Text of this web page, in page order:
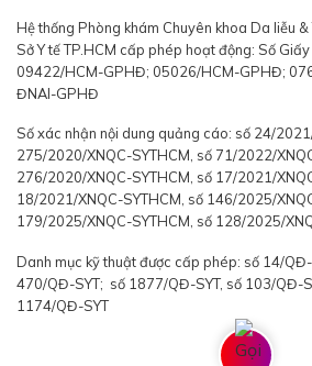
Hệ thống Phòng khám Chuyên khoa Da liễu
Sở Y tế TP.HCM cấp phép hoạt động: Số
09422/HCM-GPHĐ; 05026/HCM-GPHĐ;
ĐNAI-GPHĐ
Số xác nhận nội dung quảng cáo: số 24/
275/2020/XNQC-SYTHCM, số 71/2022/
276/2020/XNQC-SYTHCM, số 17/2021/
18/2021/XNQC-SYTHCM, số 146/2025/
179/2025/XNQC-SYTHCM, số 128/2025/
Danh mục kỹ thuật được cấp phép: số 14/
470/QĐ-SYT; số 1877/QĐ-SYT, số 103/QĐ-
1174/QĐ-SYT